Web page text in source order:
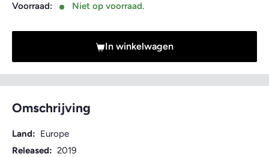
Voorraad: Niet op voorraad.
In winkelwagen
Omschrijving
Land: Europe
Released: 2019